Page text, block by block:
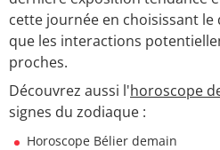
cette journée en choisissant
que les interactions
proches.
Découvrez aussi l'horoscope
signes du zodiaque :
Horoscope Bélier demain